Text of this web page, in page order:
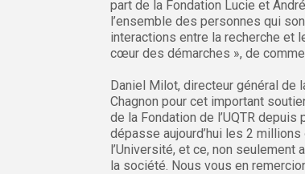
part de la Fondation Lucie et
l’ensemble des personnes qui
interactions entre la recherche et
cœur des démarches », de
Daniel Milot, directeur général de
Chagnon pour cet important
de la Fondation de l’UQTR
dépasse aujourd’hui les 2
l’Université, et ce, non
la société. Nous vous en